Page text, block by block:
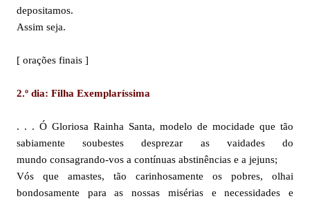
depositamos.
Assim seja.
[ orações finais ]
2.º dia: Filha Exemplaríssima
. . . Ó Gloriosa Rainha Santa, modelo de mocidade que tão
sabiamente soubestes desprezar as vaidades do
mundo consagrando-vos a contínuas abstinências e a jejuns;
Vós que amastes, tão carinhosamente os pobres, olhai
bondosamente para as nossas misérias e necessidades e